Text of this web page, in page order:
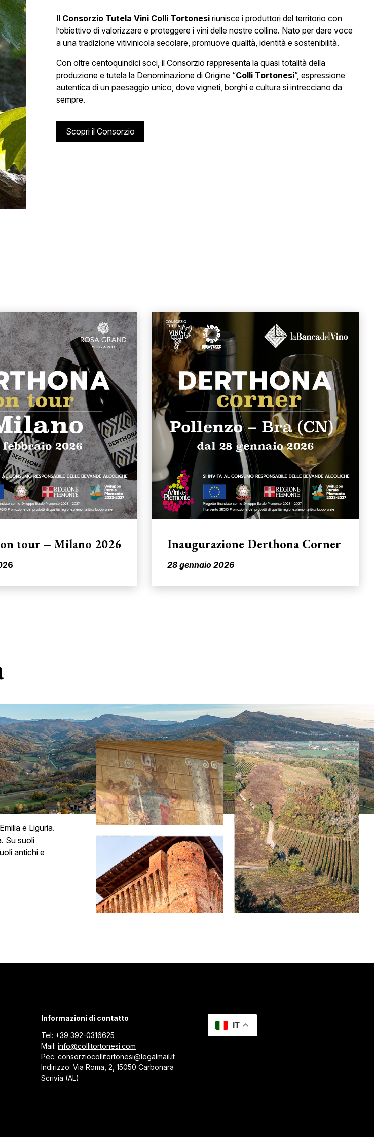
Il Consorzio Tutela Vini Colli Tortonesi riunisce i produttori del territorio con
l’obiettivo di valorizzare e proteggere i vini delle nostre colline. Nato per dare voce
a una tradizione vitivinicola secolare, promuove qualità, identità e sostenibilità.
Con oltre centoquindici soci, il Consorzio rappresenta la quasi totalità della
produzione e tutela la Denominazione di Origine “Colli Tortonesi”, espressione
autentica di un paesaggio unico, dove vigneti, borghi e cultura si intrecciano da
sempre.
Scopri il Consorzio
tour – Milano 2026 Inaugurazione Derthona Corner
28 gennaio 2026
e Liguria.
Su suoli
antichi e
Informazioni di contatto
Tel: +39 392-0316625
Mail: info@collitortonesi.com
Pec: consorziocollitortonesi@legalmail.it
Indirizzo: Via Roma, 2, 15050 Carbonara
Scrivia (AL)
IT